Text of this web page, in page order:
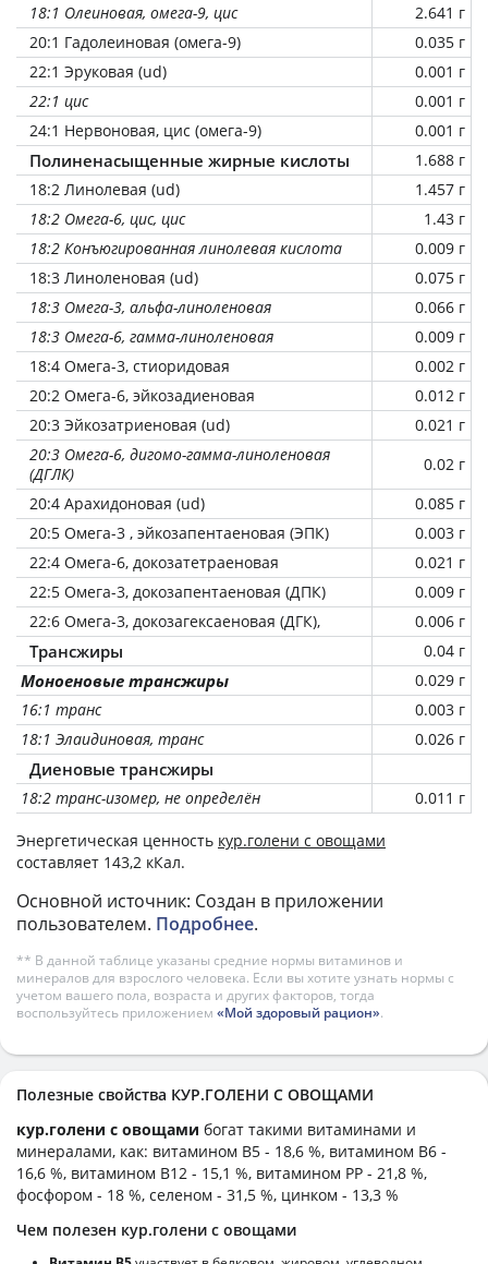
18:1 Олеиновая, омега-9, цис
2.641 г
20:1 Гадолеиновая (омега-9)
0.035 г
22:1 Эруковая (ud)
0.001 г
22:1 цис
0.001 г
24:1 Нервоновая, цис (омега-9)
0.001 г
Полиненасыщенные жирные кислоты
1.688 г
18:2 Линолевая (ud)
1.457 г
18:2 Омега-6, цис, цис
1.43 г
18:2 Конъюгированная линолевая кислота
0.009 г
18:3 Линоленовая (ud)
0.075 г
18:3 Омега-3, альфа-линоленовая
0.066 г
18:3 Омега-6, гамма-линоленовая
0.009 г
18:4 Омега-3, стиоридовая
0.002 г
20:2 Омега-6, эйкозадиеновая
0.012 г
20:3 Эйкозатриеновая (ud)
0.021 г
20:3 Омега-6, дигомо-гамма-линоленовая
(ДГЛК)
0.02 г
20:4 Арахидоновая (ud)
0.085 г
20:5 Омега-3 , эйкозапентаеновая (ЭПК)
0.003 г
22:4 Омега-6, докозатетраеновая
0.021 г
22:5 Омега-3, докозапентаеновая (ДПК)
0.009 г
22:6 Омега-3, докозагексаеновая (ДГК),
0.006 г
Трансжиры 0.04 г
Моноеновые трансжиры
0.029 г
16:1 транс
0.003 г
18:1 Элаидиновая, транс
0.026 г
Диеновые трансжиры
18:2 транс-изомер, не определён 0.011 г
Энергетическая ценность кур.голени с овощами
составляет 143,2 кКал.
Основной источник: Создан в приложении
пользователем. Подробнее.
** В данной таблице указаны средние нормы витаминов и
минералов для взрослого человека. Если вы хотите узнать нормы с
учетом вашего пола, возраста и других факторов, тогда
воспользуйтесь приложением «Мой здоровый рацион».
Полезные свойства КУР.ГОЛЕНИ С ОВОЩАМИ
кур.голени с овощами богат такими витаминами и
минералами, как: витамином B5 - 18,6 %, витамином B6 -
16,6 %, витамином B12 - 15,1 %, витамином PP - 21,8 %,
фосфором - 18 %, селеном - 31,5 %, цинком - 13,3 %
Чем полезен кур.голени с овощами